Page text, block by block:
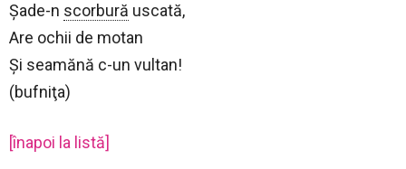
Şade-n scorbură uscată,
Are ochii de motan
Şi seamănă c-un vultan!
(bufniţa)
[înapoi la listă]